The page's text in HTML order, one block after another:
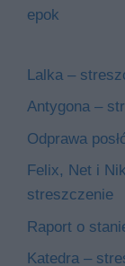
epok
Lalka –
Antygona –
Odprawa
Felix, Net i
streszczenie
Raport o
Katedra –